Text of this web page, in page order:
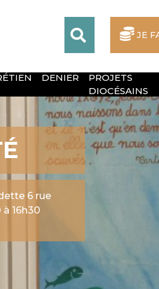
JE
DENIER
PROJETS
DIOCÉSAINS
Perrin à
– Chapelle